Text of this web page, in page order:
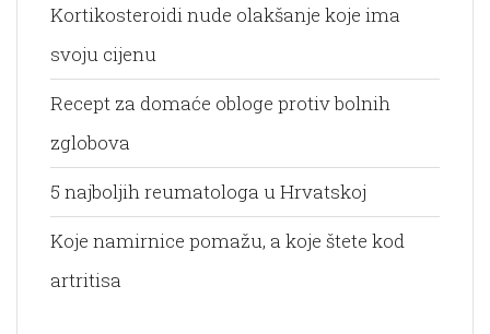
Kortikosteroidi nude olakšanje koje ima
svoju cijenu
Recept za domaće obloge protiv bolnih
zglobova
5 najboljih reumatologa u Hrvatskoj
Koje namirnice pomažu, a koje štete kod
artritisa